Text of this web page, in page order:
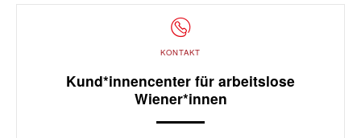
KONTAKT
Kund*innencenter für arbeitslose
Wiener*innen